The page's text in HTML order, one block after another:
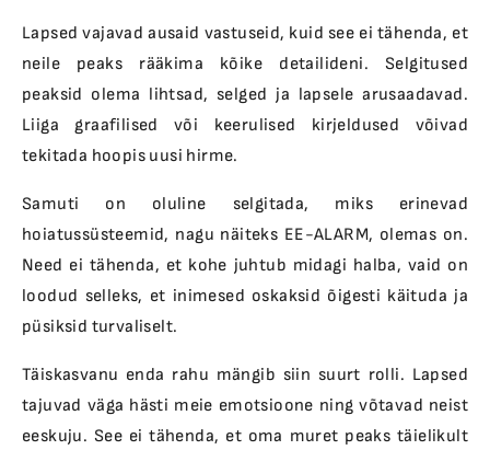
Lapsed vajavad ausaid vastuseid, kuid see ei tähenda, et
neile peaks rääkima kõike detailideni. Selgitused
peaksid olema lihtsad, selged ja lapsele arusaadavad.
Liiga graafilised või keerulised kirjeldused võivad
tekitada hoopis uusi hirme.
Samuti on oluline selgitada, miks erinevad
hoiatussüsteemid, nagu näiteks EE-ALARM, olemas on.
Need ei tähenda, et kohe juhtub midagi halba, vaid on
loodud selleks, et inimesed oskaksid õigesti käituda ja
püsiksid turvaliselt.
Täiskasvanu enda rahu mängib siin suurt rolli. Lapsed
tajuvad väga hästi meie emotsioone ning võtavad neist
eeskuju. See ei tähenda, et oma muret peaks täielikult